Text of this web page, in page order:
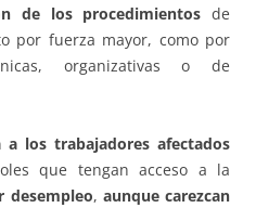
de los procedimientos de
por fuerza mayor, como por
organizativas o de
los trabajadores afectados
que tengan acceso a la
desempleo, aunque carezcan